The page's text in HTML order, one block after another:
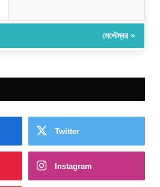
সেপ্টেম্বর »
Twitter
Instagram